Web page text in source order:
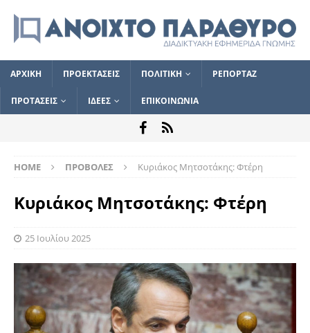
ΑΡΧΙΚΗ ΠΡΟΕΚΤΑΣΕΙΣ ΠΟΛΙΤΙΚΗ ΡΕΠΟΡΤΑΖ
ΠΡΟΤΑΣΕΙΣ ΙΔΕΕΣ ΕΠΙΚΟΙΝΩΝΙΑ
HOME ΠΡΟΒΟΛΕΣ Κυριάκος Μητσοτάκης: Φτέρη
Κυριάκος Μητσοτάκης: Φτέρη
25 Ιουλίου 2025